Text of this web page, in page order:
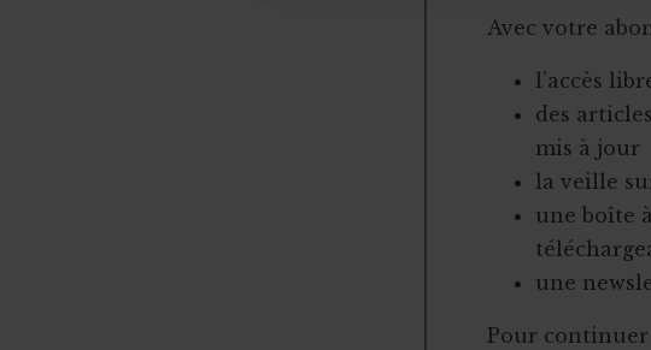
Avec votre
l’accès
des
mis à jour
la veille
une boîte
une
Pour continuer